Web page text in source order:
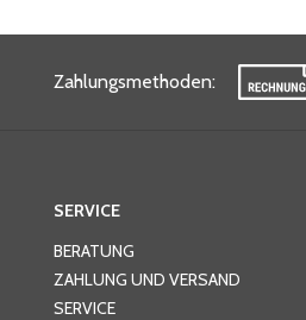
Zahlungsmethoden:
SERVICE
BERATUNG
ZAHLUNG UND VERSAND
SERVICE